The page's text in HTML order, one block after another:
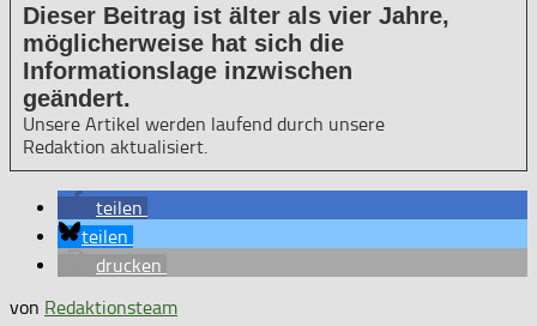
Dieser Beitrag ist älter als vier Jahre,
möglicherweise hat sich die
Informationslage inzwischen
geändert.
Unsere Artikel werden laufend durch unsere
Redaktion aktualisiert.
teilen
teilen
drucken
von Redaktionsteam